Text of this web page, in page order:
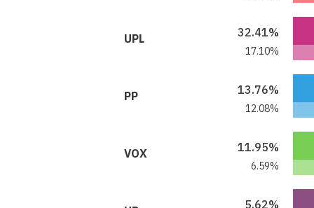
UPL 32.41%
17.10%
PP 13.76%
12.08%
VOX 11.95%
6.59%
5.62%